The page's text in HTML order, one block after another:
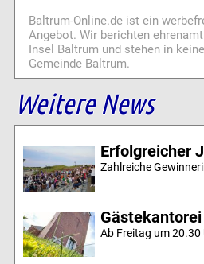
Baltrum-Online.de ist ein
Angebot. Wir berichten
Insel Baltrum und stehen in
Gemeinde Baltrum.
Weitere News
Erfolgreicher
Zahlreiche
Gästekantorei
Ab Freitag um 20.30